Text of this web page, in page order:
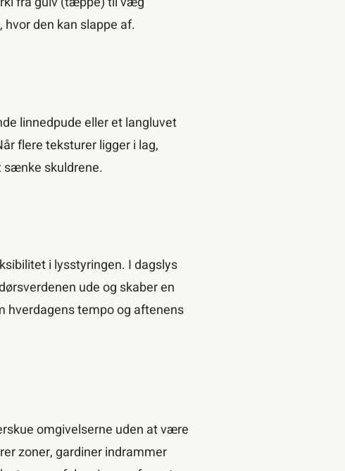
den kan slappe af.
linnedpude eller et langluvet
flere teksturer ligger i lag,
skuldrene.
i lysstyringen. I dagslys
ude og skaber en
hverdagens tempo og aftenens
omgivelserne uden at være
zoner, gardiner indrammer